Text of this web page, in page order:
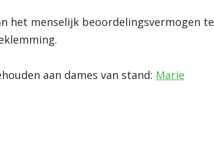
het menselijk beoordelingsvermogen te
aan dames van stand: Marie